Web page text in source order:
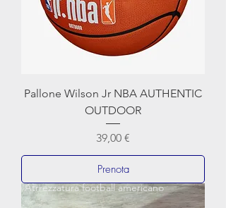
Pallone Wilson Jr NBA AUTHENTIC
OUTDOOR
Prezzo
39,00 €
Prenota
Atrrezzatura football americano